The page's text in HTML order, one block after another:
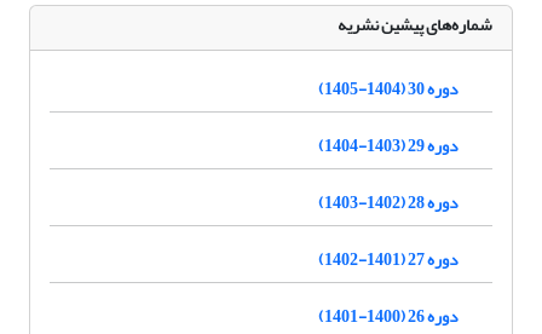
شماره‌های پیشین نشریه
دوره 30 (1404-1405)
دوره 29 (1403-1404)
دوره 28 (1402-1403)
دوره 27 (1401-1402)
دوره 26 (1400-1401)